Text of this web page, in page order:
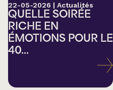
22-05-2026 | Actualités
QUELLE SOIRÉE
RICHE EN
ÉMOTIONS POUR LE
40...